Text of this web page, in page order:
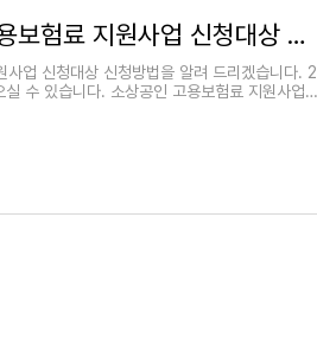
2024년 소상공인 고용보험료 지원사업 신청대상 신청방법
업 신청대상 신청방법을 알려 드리겠습니다. 2
수 있습니다. 소상공인 고용보험료 지원사업